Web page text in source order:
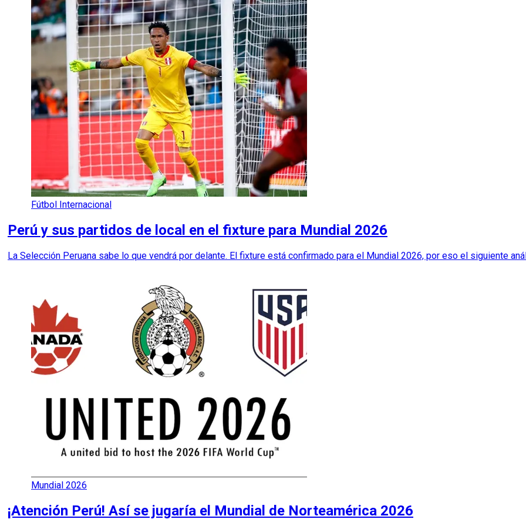
Fútbol Internacional
Perú y sus partidos de local en el fixture para Mundial 2026
La Selección Peruana sabe lo que vendrá por delante. El fixture está confirmado para el Mundial 2026, por eso el siguiente
Mundial 2026
¡Atención Perú! Así se jugaría el Mundial de Norteamérica 2026